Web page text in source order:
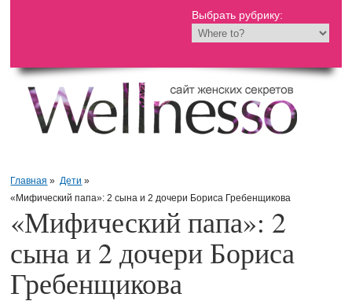
Выбрать рубрику:
Главная » Дети »
«Мифический папа»: 2 сына и 2 дочери Бориса Гребенщикова
«Мифический папа»: 2
сына и 2 дочери Бориса
Гребенщикова